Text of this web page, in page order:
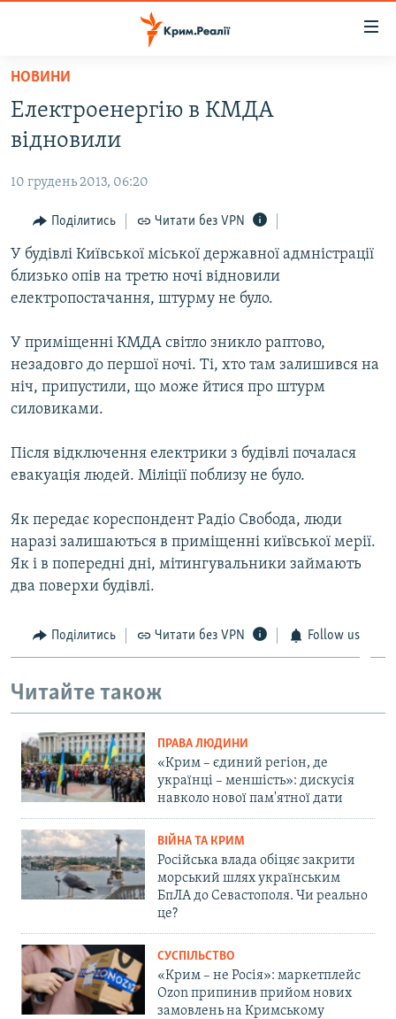
Перейти
основного
матеріалу
до
навігації
Перейти
до
пошуку
ВОДА.КРИМ
ПОЛІТИКА
БЛОГИ
ПОГЛЯД
ІНТЕРВ'Ю
СПЕЦПРОЕКТИ
ДЕПОРТАЦІЯ
ВІДЕОУРОКИ «ELIFBE»
СВІДЧЕННЯ ОКУПАЦІЇ
УКРАЇНСЬКА ПРОБЛЕМА КРИМУ
ЯК ОБІЙТИ БЛОКУВАННЯ
Qırımtatar
Усі сайти RFE/RL
НОВИНИ
Електроенергію в КМДА
відновили
10 грудень 2013, 06:20
Поділитись Читати без VPN
У будівлі Київської міської державної адмністрації
близько опів на третю ночі відновили
електропостачання, штурму не було.
У приміщенні КМДА світло зникло раптово,
незадовго до першої ночі. Ті, хто там залишився на
ніч, припустили, що може йтися про штурм
силовиками.
Після відключення електрики з будівлі почалася
евакуація людей. Міліції поблизу не було.
Як передає кореспондент Радіо Свобода, люди
наразі залишаються в приміщенні київської мерії.
Як і в попередні дні, мітингувальники займають
два поверхи будівлі.
Поділитись Читати без VPN Follow us
Читайте також
ПРАВА ЛЮДИНИ
«Крим – єдиний регіон, де
українці – меншість»: дискусія
навколо нової пам'ятної дати
ВІЙНА ТА КРИМ
Російська влада обіцяє закрити
морський шлях українським
БпЛА до Севастополя. Чи реально
це?
СУСПІЛЬСТВО
«Крим – не Росія»: маркетплейс
Ozon припинив прийом нових
замовлень на Кримському